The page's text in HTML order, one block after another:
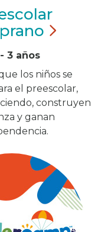
3 años
los niños se
el preescolar,
construyen
y ganan